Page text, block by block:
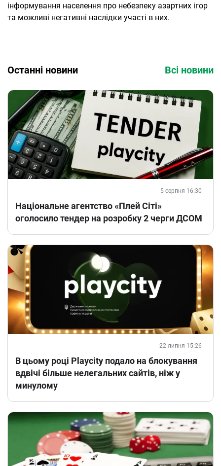
інформування населення про небезпеку азартних ігор
та можливі негативні наслідки участі в них.
Останні новини Всі новини
5 серпня 16:30
Національне агентство «Плей Сіті»
оголосило тендер на розробку 2 черги ДСОМ
22 липня 15:26
В цьому році Playcity подало на блокування
вдвічі більше нелегальних сайтів, ніж у
минулому